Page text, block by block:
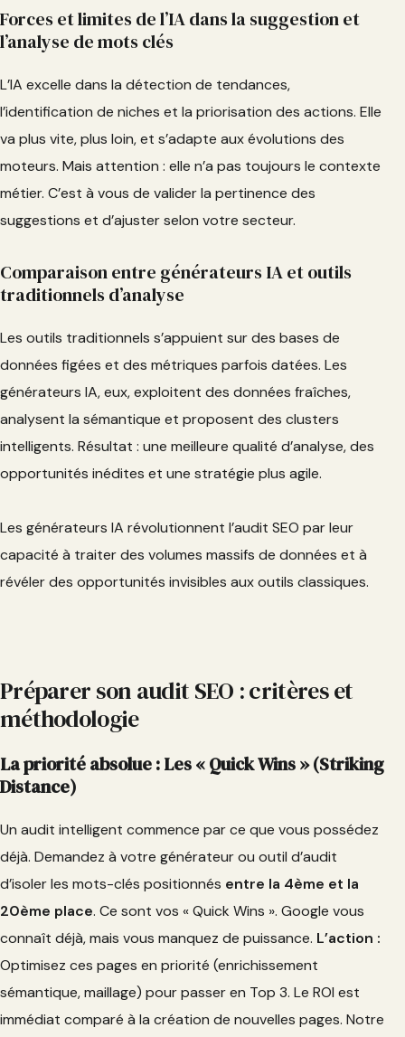
Forces et limites de l’IA dans la suggestion et
l’analyse de mots clés
L’IA excelle dans la détection de tendances,
l’identification de niches et la priorisation des actions. Elle
va plus vite, plus loin, et s’adapte aux évolutions des
moteurs. Mais attention : elle n’a pas toujours le contexte
métier. C’est à vous de valider la pertinence des
suggestions et d’ajuster selon votre secteur.
Comparaison entre générateurs IA et outils
traditionnels d’analyse
Les outils traditionnels s’appuient sur des bases de
données figées et des métriques parfois datées. Les
générateurs IA, eux, exploitent des données fraîches,
analysent la sémantique et proposent des clusters
intelligents. Résultat : une meilleure qualité d’analyse, des
opportunités inédites et une stratégie plus agile.
Les générateurs IA révolutionnent l’audit SEO par leur
capacité à traiter des volumes massifs de données et à
révéler des opportunités invisibles aux outils classiques.
Préparer son audit SEO : critères et
méthodologie
La priorité absolue : Les « Quick Wins » (Striking
Distance)
Un audit intelligent commence par ce que vous possédez
déjà. Demandez à votre générateur ou outil d’audit
d’isoler les mots-clés positionnés entre la 4ème et la
20ème place. Ce sont vos « Quick Wins ». Google vous
connaît déjà, mais vous manquez de puissance. L’action :
Optimisez ces pages en priorité (enrichissement
sémantique, maillage) pour passer en Top 3. Le ROI est
immédiat comparé à la création de nouvelles pages. Notre